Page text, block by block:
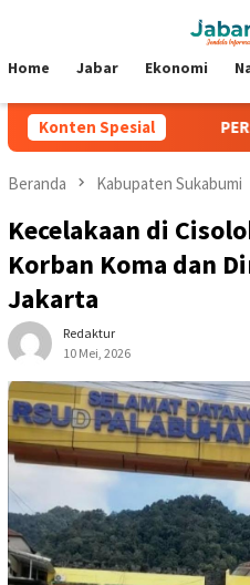
Mobile
Home Jabar Ekonomi
Konten Spesial
Kebobolan PERSIB
Beranda Kabupaten Sukabumi
Kecelakaan di
Korban Koma dan
Jakarta
Redaktur
10 Mei, 2026